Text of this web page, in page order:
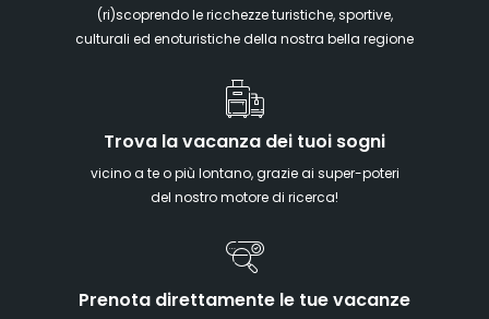
(ri)scoprendo le ricchezze turistiche, sportive,
culturali ed enoturistiche della nostra bella regione
Trova la vacanza dei tuoi sogni
vicino a te o più lontano, grazie ai super-poteri
del nostro motore di ricerca!
Prenota direttamente le tue vacanze